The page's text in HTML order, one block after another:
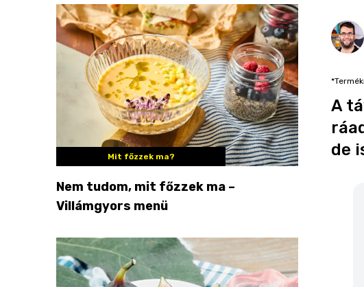
Mit főzzek ma?
Nem tudom, mit főzzek ma –
Villámgyors menü
A
de